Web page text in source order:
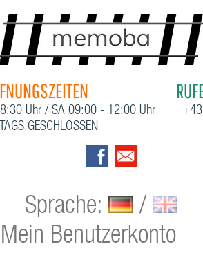
Uhr / SA 09:00 - 12:00 Uhr
GESCHLOSSEN
Sprache:
/
Mein Benutzerkonto